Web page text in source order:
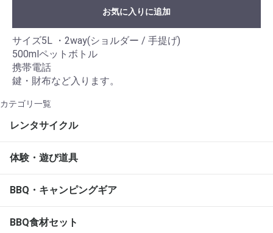
お気に入りに追加
サイズ5L ・2way(ショルダー / 手提げ)
500mlペットボトル
携帯電話
鍵・財布など入ります。
カテゴリ一覧
レンタサイクル
体験・遊び道具
BBQ・キャンピングギア
BBQ食材セット